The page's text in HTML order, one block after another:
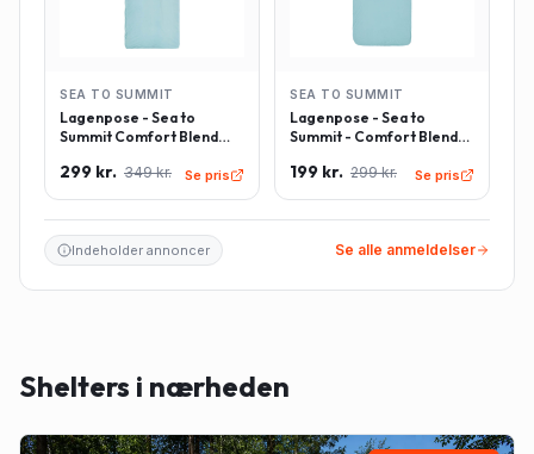
SEA TO SUMMIT
Lagenpose - Sea to
Summit Comfort Blend
pudeindlæg -
299 kr. 349 kr. Se pris
SEA TO SUMMIT
Lagenpose - Sea to
Summit - Comfort Blend
Rektangulær - Lyseblå
199 kr. 299 kr. Se pris
Indeholder annoncer Se alle anmeldelser
Shelters i nærheden